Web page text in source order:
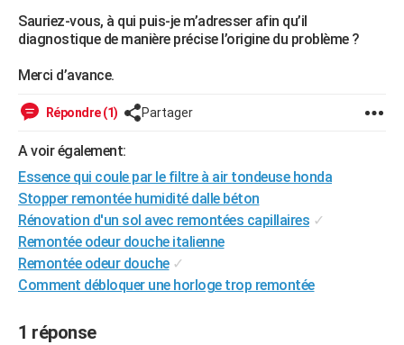
Sauriez-vous, à qui puis-je m’adresser afin qu’il
diagnostique de manière précise l’origine du problème ?
Merci d’avance.
Répondre (1) Partager
A voir également:
Essence qui coule par le filtre à air tondeuse honda
Stopper remontée humidité dalle béton
Rénovation d'un sol avec remontées capillaires ✓
Remontée odeur douche italienne
Remontée odeur douche ✓
Comment débloquer une horloge trop remontée
1 réponse